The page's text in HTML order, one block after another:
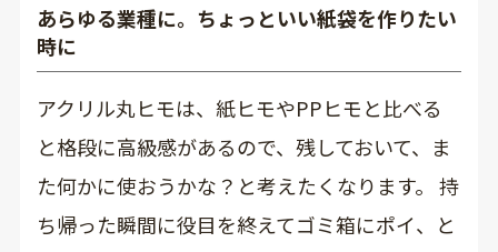
あらゆる業種に。ちょっといい紙袋を作りたい
時に
アクリル丸ヒモは、紙ヒモやPPヒモと比べる
と格段に高級感があるので、残しておいて、ま
た何かに使おうかな？と考えたくなります。 持
ち帰った瞬間に役目を終えてゴミ箱にポイ、と